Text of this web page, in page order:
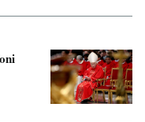
calcio 2026